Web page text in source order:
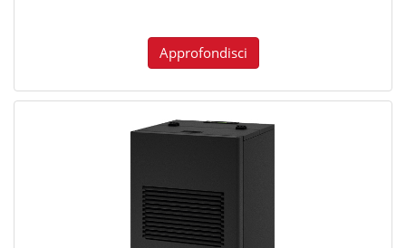
Approfondisci